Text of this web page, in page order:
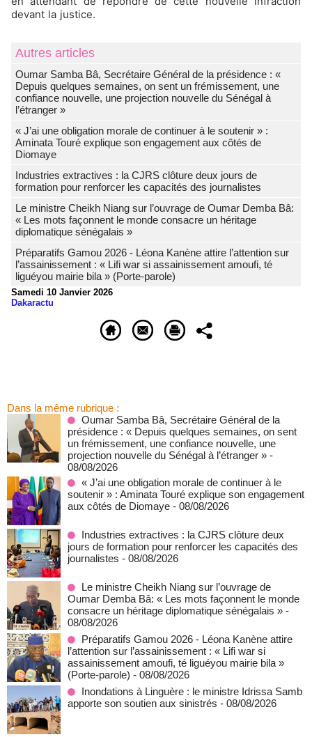
devant la justice.
Autres articles
Oumar Samba Bâ, Secrétaire Général de la présidence : «
Depuis quelques semaines, on sent un frémissement, une
confiance nouvelle, une projection nouvelle du Sénégal à
l’étranger »
« J’ai une obligation morale de continuer à le soutenir » :
Aminata Touré explique son engagement aux côtés de
Diomaye
Industries extractives : la CJRS clôture deux jours de
formation pour renforcer les capacités des journalistes
Le ministre Cheikh Niang sur l’ouvrage de Oumar Demba Bâ:
« Les mots façonnent le monde consacre un héritage
diplomatique sénégalais »
Préparatifs Gamou 2026 - Léona Kanène attire l’attention sur
l’assainissement : « Lifi war si assainissement amoufi, té
liguéyou mairie bila » (Porte-parole)
Samedi 10 Janvier 2026
Dakaractu
Dans la même rubrique :
Oumar Samba Bâ, Secrétaire Général de la
présidence : « Depuis quelques semaines, on sent
un frémissement, une confiance nouvelle, une
projection nouvelle du Sénégal à l’étranger » -
08/08/2026
« J’ai une obligation morale de continuer à le
soutenir » : Aminata Touré explique son engagement
aux côtés de Diomaye - 08/08/2026
Industries extractives : la CJRS clôture deux
jours de formation pour renforcer les capacités des
journalistes - 08/08/2026
Le ministre Cheikh Niang sur l’ouvrage de
Oumar Demba Bâ: « Les mots façonnent le monde
consacre un héritage diplomatique sénégalais » -
08/08/2026
Préparatifs Gamou 2026 - Léona Kanène attire
l’attention sur l’assainissement : « Lifi war si
assainissement amoufi, té liguéyou mairie bila »
(Porte-parole) - 08/08/2026
Inondations à Linguère : le ministre Idrissa Samb
apporte son soutien aux sinistrés - 08/08/2026